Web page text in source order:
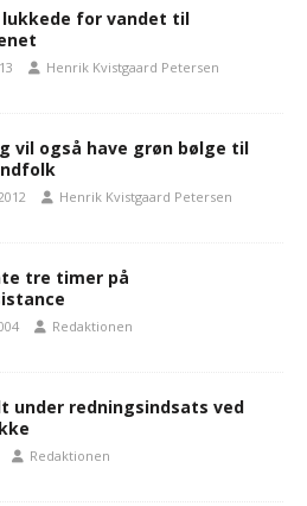
for vandet til
Henrik Kvistgaard Petersen
vil også have grøn bølge til
Henrik Kvistgaard Petersen
tre timer på
Redaktionen
under redningsindsats ved
Redaktionen